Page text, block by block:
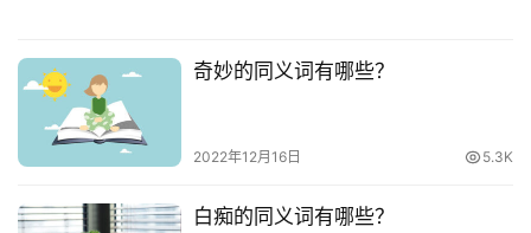
奇妙的同义词有哪些？
2022年12月16日 5.3K
白痴的同义词有哪些？